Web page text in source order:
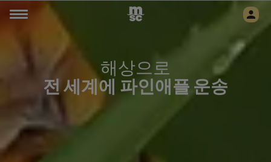
해상으로
전 세계에
파인애플 운송